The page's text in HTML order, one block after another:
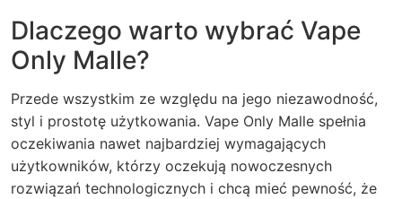
Dlaczego warto wybrać Vape
Only Malle?
Przede wszystkim ze względu na jego niezawodność,
styl i prostotę użytkowania. Vape Only Malle spełnia
oczekiwania nawet najbardziej wymagających
użytkowników, którzy oczekują nowoczesnych
rozwiązań technologicznych i chcą mieć pewność, że